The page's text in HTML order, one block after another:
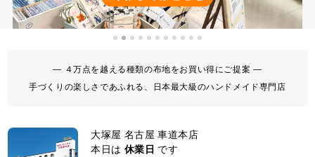
― ４万点を越える種類の布地をお買い得にご提案 ―
手づくりの楽しさであふれる、日本最大級のハンドメイド専門店
大塚屋 名古屋 車道本店
本日は 休業日 です